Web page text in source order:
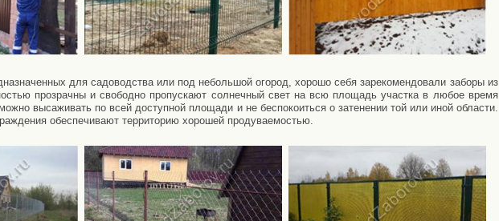
для садоводства или под небольшой огород, хорошо себя зарекомендовали заборы из
прозрачны и свободно пропускают солнечный свет на всю площадь участка в любое время
высаживать по всей доступной площади и не беспокоиться о затенении той или иной области.
обеспечивают территорию хорошей продуваемостью.